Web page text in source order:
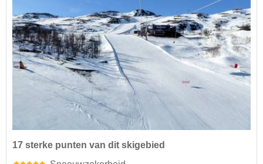
17 sterke punten van dit skigebied